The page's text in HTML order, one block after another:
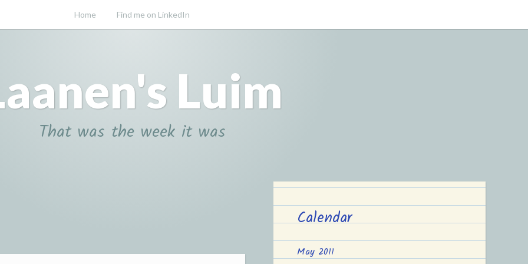
Home Find me on LinkedIn
Luim
That was the week it was
Calendar
May 2011